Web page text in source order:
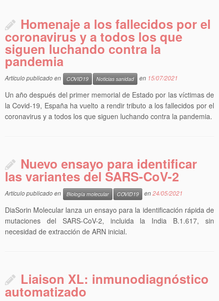
Homenaje a los fallecidos por el
coronavirus y a todos los que
siguen luchando contra la
pandemia
Artículo publicado en COVID19 Noticias sanidad en 15/07/2021
Un año después del primer memorial de Estado por las víctimas de
la Covid-19, España ha vuelto a rendir tributo a los fallecidos por el
coronavirus y a todos los que siguen luchando contra la pandemia.
Nuevo ensayo para identificar
las variantes del SARS-CoV-2
Artículo publicado en Biología molecular COVID19 en24/05/2021
DiaSorin Molecular lanza un ensayo para la identificación rápida de
mutaciones del SARS-CoV-2, incluida la India B.1.617, sin
necesidad de extracción de ARN inicial.
Liaison XL: inmunodiagnóstico
automatizado